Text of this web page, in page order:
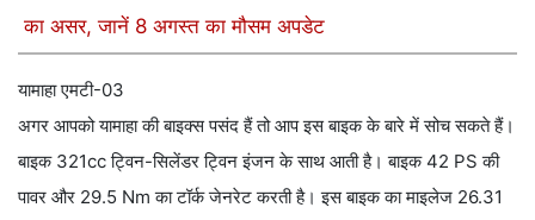
का असर, जानें 8 अगस्त का मौसम अपडेट
यामाहा एमटी-03
अगर आपको यामाहा की बाइक्स पसंद हैं तो आप इस बाइक के बारे में सोच सकते हैं।
बाइक 321cc ट्विन-सिलेंडर ट्विन इंजन के साथ आती है। बाइक 42 PS की
पावर और 29.5 Nm का टॉर्क जेनरेट करती है। इस बाइक का माइलेज 26.31